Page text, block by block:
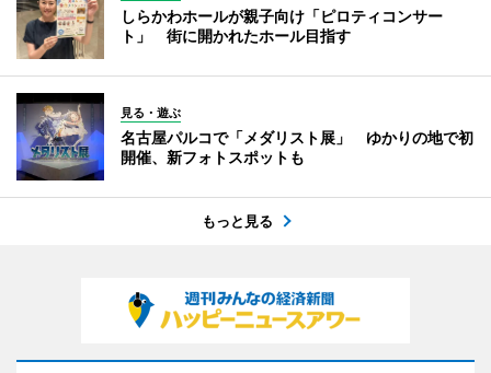
しらかわホールが親子向け「ピロティコンサー
ト」 街に開かれたホール目指す
見る・遊ぶ
名古屋パルコで「メダリスト展」 ゆかりの地で初
開催、新フォトスポットも
もっと見る